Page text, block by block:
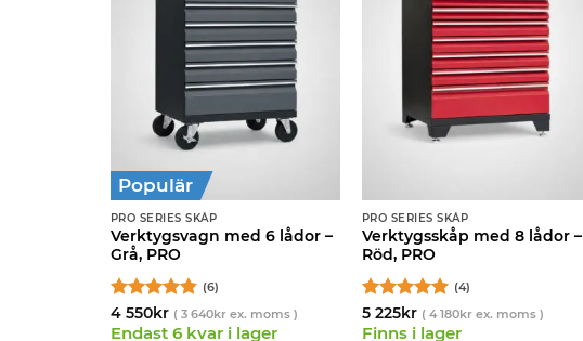
Populär
PRO SERIES SKÅP
Verktygsvagn med 6 lådor –
Grå, PRO
Betygsatt
4.83av 5
(6)
4 550kr ( 3 640krex. moms )
Endast 6 kvar i lager
PRO SERIES SKÅP
Verktygsskåp med 8 lådor –
Röd, PRO
Betygsatt5
av 5
(4)
5 225kr ( 4 180krex. moms )
Finns i lager